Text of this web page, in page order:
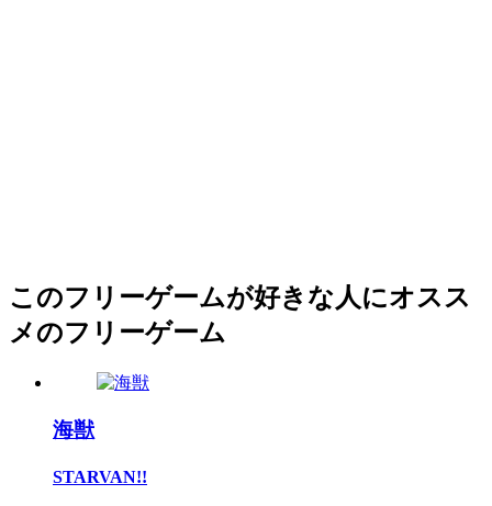
このフリーゲームが好きな人にオスス
メのフリーゲーム
海獣
STARVAN!!